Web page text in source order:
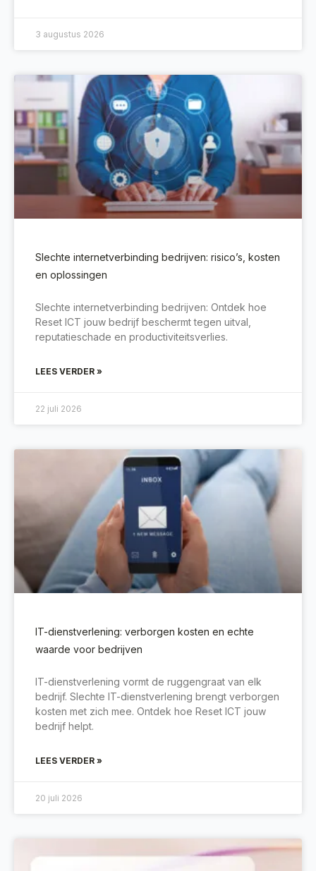
3 augustus 2026
Slechte internetverbinding bedrijven: risico’s, kosten
en oplossingen
Slechte internetverbinding bedrijven: Ontdek hoe
Reset ICT jouw bedrijf beschermt tegen uitval,
reputatieschade en productiviteitsverlies.
LEES VERDER »
22 juli 2026
IT-dienstverlening: verborgen kosten en echte
waarde voor bedrijven
IT-dienstverlening vormt de ruggengraat van elk
bedrijf. Slechte IT-dienstverlening brengt verborgen
kosten met zich mee. Ontdek hoe Reset ICT jouw
bedrijf helpt.
LEES VERDER »
20 juli 2026